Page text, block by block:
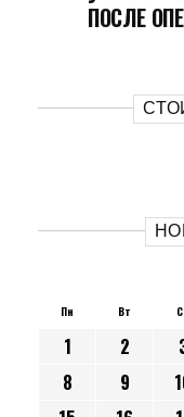
ПОСЛЕ
Пн Вт
1 2
8
9